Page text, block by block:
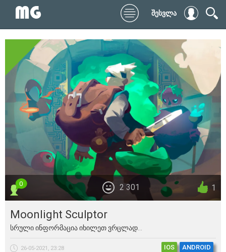
შესვლა
1
2 301
0
Moonlight Sculptor
სრული ინფორმაცია იხილეთ ვრცლად...
26-05-2021, 23:28 IOS ANDROID